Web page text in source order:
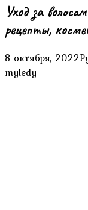
Уход за
рецепты,
8 октября, 2022
myledy